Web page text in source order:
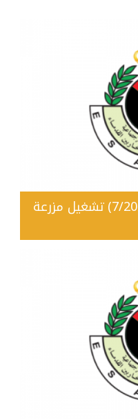
إعلان طرح العطاء رقم (7/2025) تشغيل مزرعة